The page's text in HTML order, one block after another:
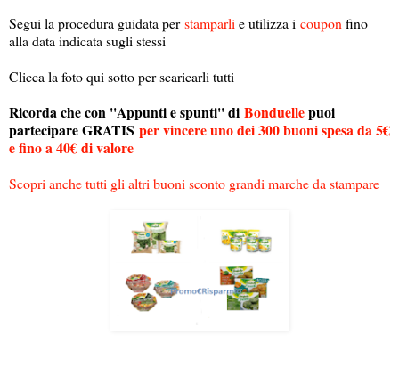
Segui la procedura guidata perstamparli e utilizza i coupon fino
alla data indicata sugli stessi
Clicca la foto qui sotto per scaricarli tutti
Ricorda che con ''Appunti e spunti'' di Bonduellepuoi
partecipare GRATIS per vincere uno dei 300 buoni spesa da 5€
e fino a 40€ di valore
Scopri anche tutti gli altri buoni sconto grandi marche da stampare